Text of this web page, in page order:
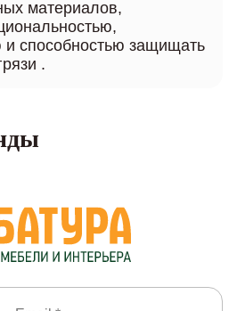
материалов,
и способностью защищать
.